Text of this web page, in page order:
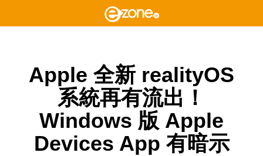
Apple 全新 realityOS
系統再有流出！
Windows 版 Apple
Devices App 有暗示